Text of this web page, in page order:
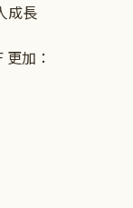
成長
加：